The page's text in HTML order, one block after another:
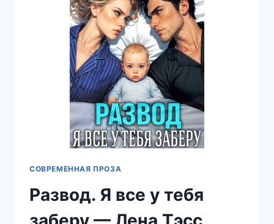
ТЭСС
СОВРЕМЕННАЯ ПРОЗА
Развод. Я все у тебя